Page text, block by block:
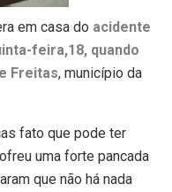
em casa do acidente
feira,18, quando
Freitas, município da
fato que pode ter
uma forte pancada
que não há nada